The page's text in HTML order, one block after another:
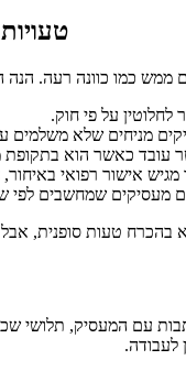
ממש כמו כוונה רעה. הנה
לחלוטין על פי חוק.
מניחים שלא משלמים
עובד כאשר הוא
אישור רפואי
מעסיקים שמחשבים לפי
טעות סופנית,
עם המעסיק, תלושי
לעבודה.